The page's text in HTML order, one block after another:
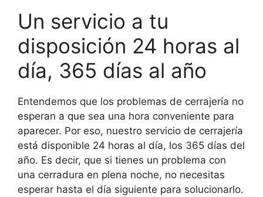
Un servicio a tu
disposición 24 horas al
día, 365 días al año
Entendemos que los problemas de cerrajería no
esperan a que sea una hora conveniente para
aparecer. Por eso, nuestro servicio de cerrajería
está disponible 24 horas al día, los 365 días del
año. Es decir, que si tienes un problema con
una cerradura en plena noche, no necesitas
esperar hasta el día siguiente para solucionarlo.